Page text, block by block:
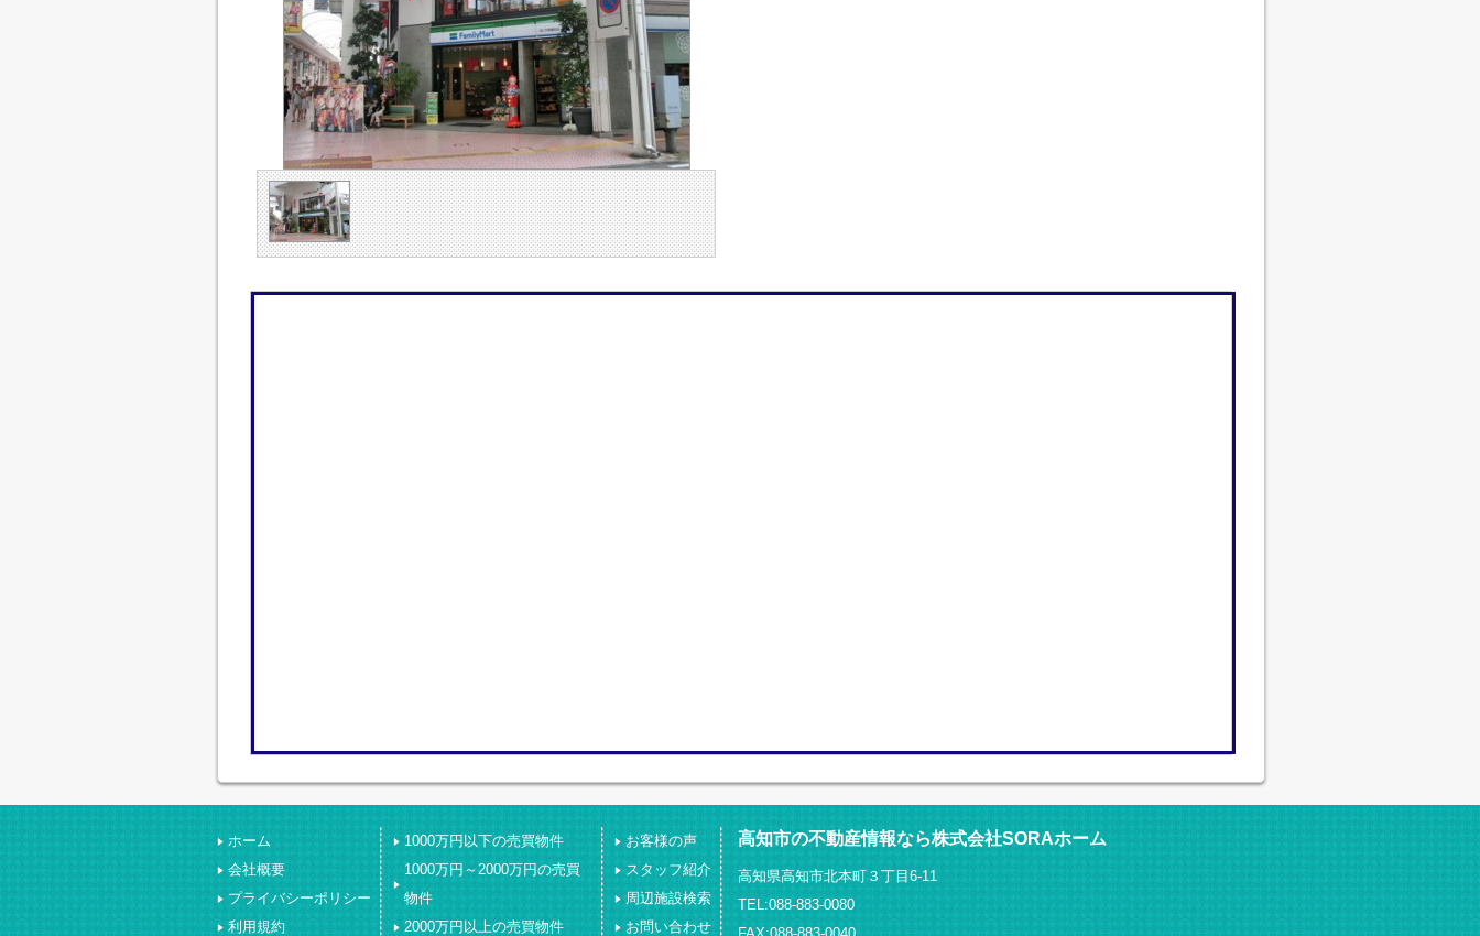
ホーム
会社概要
プライバシーポリシー
利用規約
1000万円以下の売買物件
1000万円～2000万円の売買
物件
2000万円以上の売買物件
お客様の声
スタッフ紹介
周辺施設検索
お問い合わせ
高知市の不動産情報なら株式会社SORAホーム
高知県高知市北本町３丁目6-11
TEL:088-883-0080